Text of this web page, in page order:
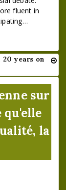
fluent in
20 years on
sur
qu'elle
la